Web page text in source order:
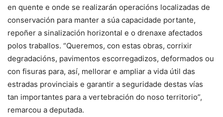
en quente e onde se realizarán operacións localizadas de
conservación para manter a súa capacidade portante,
repoñer a sinalización horizontal e o drenaxe afectados
polos traballos. “Queremos, con estas obras, corrixir
degradacións, pavimentos escorregadizos, deformados ou
con fisuras para, así, mellorar e ampliar a vida útil das
estradas provinciais e garantir a seguridade destas vías
tan importantes para a vertebración do noso territorio”,
remarcou a deputada.